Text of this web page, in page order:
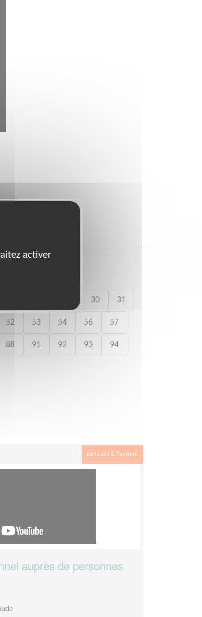
30 31
52 53 54 56 57
88 91 92 93 94
Exclusion & Pauvreté
auprès de personnes
activer